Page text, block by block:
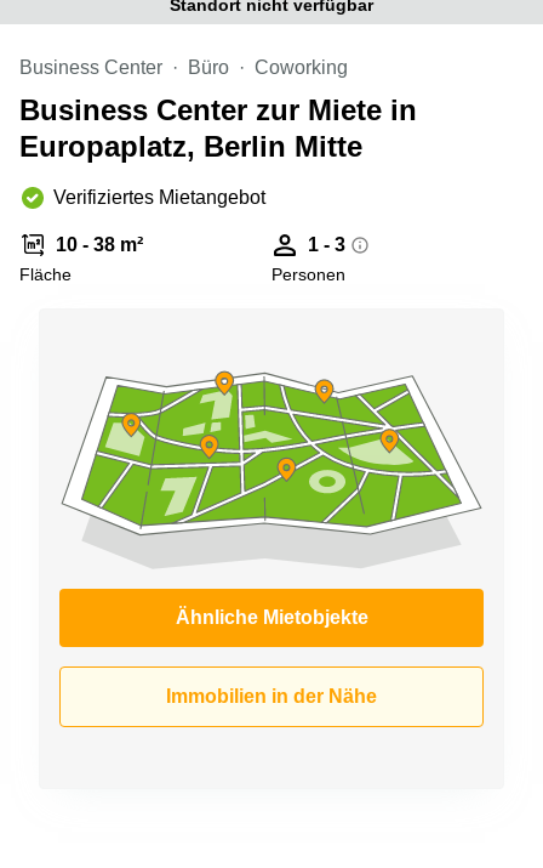
Berlin
Mitte
Büro
mieten
Dortmund
Tagungsraum
Büro
Nürnberg
Meetingraum
Berlin
Coworking
Str. 720-
726 Köln
Hohenstaufenring
62 Köln
Erna-
Scheffler-
Str. 1A
Ludwig-
Erhard-
Straße 18
Hamburg
Standort nicht verfügbar
Business Center Büro Coworking
Business Center zur Miete in
Europaplatz, Berlin Mitte
Verifiziertes Mietangebot
10 - 38 m²
Fläche
1 - 3
Personen
Ähnliche Mietobjekte
Immobilien in der Nähe